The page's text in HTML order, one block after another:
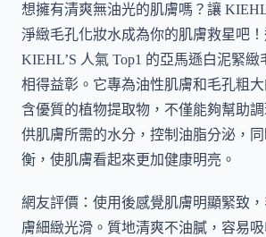
想擁有清爽無油光的肌膚嗎？讓
淨緻毛孔化妝水成為你的肌膚救星吧
KIEHL’S 人氣 Top1 的亞馬遜白泥緊緻
相得益彰。它專為油性肌膚和毛孔粗
含優質的植物提取物，不僅能夠幫助
供肌膚所需的水分，控制油脂分泌，
衡，使肌膚看起來更加健康明亮。
網友評價：使用後感覺肌膚明顯緊致
膚細緻光滑。質地清爽不油膩，容易